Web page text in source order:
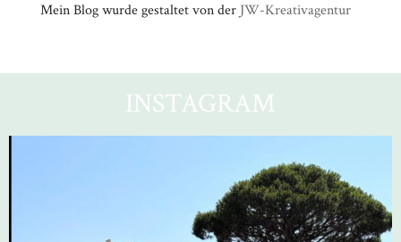
Mein Blog wurde gestaltet von der JW-Kreativagentur
INSTAGRAM